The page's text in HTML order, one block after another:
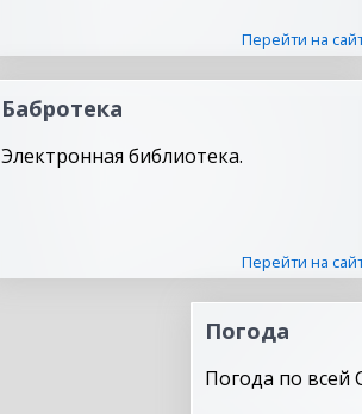
Перейти на
Бабротека
Электронная библиотека.
Перейти на
Погода
Погода по всей